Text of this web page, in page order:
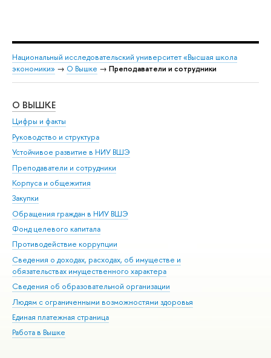
Национальный исследовательский университет «Высшая школа
экономики» → О Вышке → Преподаватели и сотрудники
О ВЫШКЕ
Цифры и факты
Руководство и структура
Устойчивое развитие в НИУ ВШЭ
Преподаватели и сотрудники
Корпуса и общежития
Закупки
Обращения граждан в НИУ ВШЭ
Фонд целевого капитала
Противодействие коррупции
Сведения о доходах, расходах, об имуществе и
обязательствах имущественного характера
Сведения об образовательной организации
Людям с ограниченными возможностями здоровья
Единая платежная страница
Работа в Вышке